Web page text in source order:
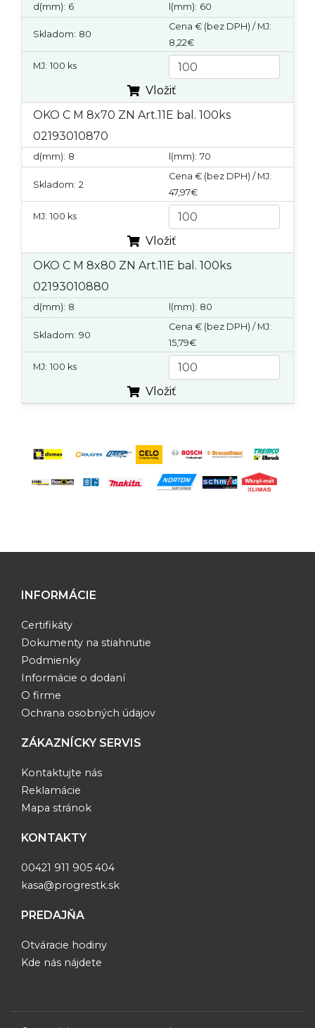
d(mm): 6 l(mm): 60
Skladom: 80
Cena € (bez DPH) / MJ:
8,22€
MJ: 100 ks
Vložiť
OKO C M 8x70 ZN Art.11E bal. 100ks
02193010870
d(mm): 8 l(mm): 70
Skladom: 2
Cena € (bez DPH) / MJ:
47,97€
MJ: 100 ks
Vložiť
OKO C M 8x80 ZN Art.11E bal. 100ks
02193010880
d(mm): 8 l(mm): 80
Skladom: 90
Cena € (bez DPH) / MJ:
15,79€
MJ: 100 ks
Vložiť
INFORMÁCIE
Certifikáty
Dokumenty na stiahnutie
Podmienky
Informácie o dodaní
O firme
Ochrana osobných údajov
ZÁKAZNÍCKY SERVIS
Kontaktujte nás
Reklamácie
Mapa stránok
KONTAKTY
00421 911 905 404
kasa@progrestk.sk
PREDAJŇA
Otváracie hodiny
Kde nás nájdete